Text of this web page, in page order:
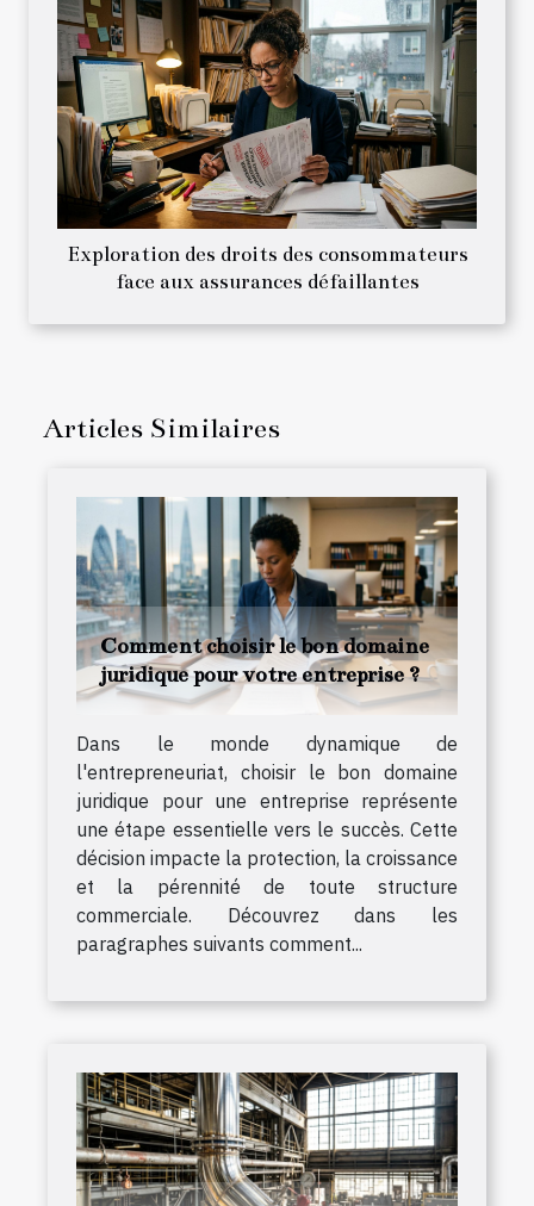
Exploration des droits des consommateurs
face aux assurances défaillantes
Articles Similaires
Comment choisir le bon domaine
juridique pour votre entreprise ?
Dans le monde dynamique de
l'entrepreneuriat, choisir le bon domaine
juridique pour une entreprise représente
une étape essentielle vers le succès. Cette
décision impacte la protection, la croissance
et la pérennité de toute structure
commerciale. Découvrez dans les
paragraphes suivants comment...